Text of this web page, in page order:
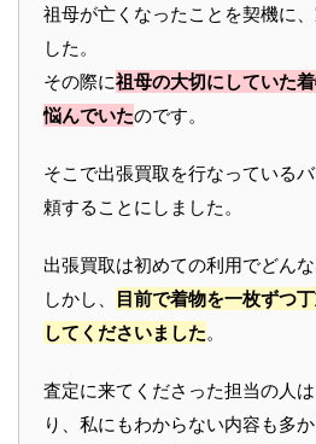
祖母が亡くなったことを契機に
した。
その際に祖母の大切にしていた
悩んでいたのです。
そこで出張買取を行なっている
頼することにしました。
出張買取は初めての利用でどんな
しかし、
目前で着物を一枚ずつ
してくださいました。
査定に来てくださった担当の人
り、私にもわからない内容も多か